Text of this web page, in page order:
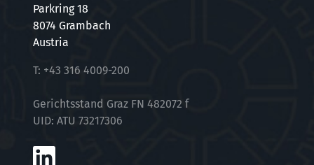
Parkring 18
8074 Grambach
Austria
T: +43 316 4009-200
Gerichtsstand Graz FN 482072 f
UID: ATU 73217306